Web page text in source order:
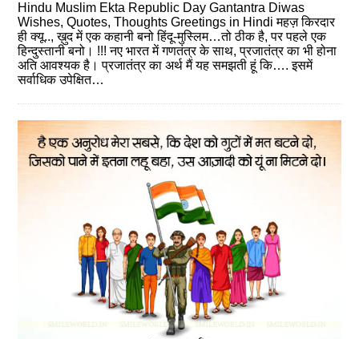
Hindu Muslim Ekta Republic Day Gantantra Diwas
Wishes, Quotes, Thoughts Greetings in Hindi महज़ किरदार
ही क्यू.., ख़ुद में एक कहानी बनो हिंदू-मुस्लिम…तो ठीक है, पर पहले एक
हिन्दुस्तानी बनो। !!! नए भारत में गणतंत्र के साथ, प्रजातंत्र का भी होना
अति आवश्यक है। प्रजातंत्र का अर्थ मैं यह समझती हूं कि…. इसमें
सर्वाधिक उपेक्षित…